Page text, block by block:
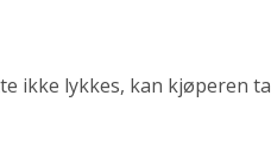
ikke lykkes, kan kjøperen ta